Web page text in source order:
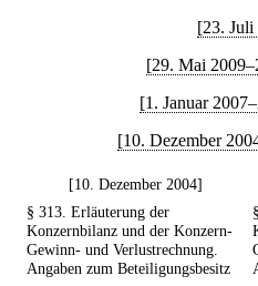
[23. Juli
[29. Mai
[1. Januar
[10. Dezember
[10. Dezember 2004]
§ 313. Erläuterung der
Konzernbilanz und der Konzern-
Gewinn- und Verlustrechnung.
Angaben zum Beteiligungsbesitz